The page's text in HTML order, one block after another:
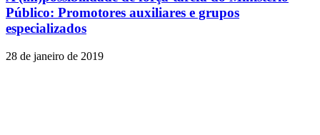
Público: Promotores auxiliares e grupos
especializados
28 de janeiro de 2019